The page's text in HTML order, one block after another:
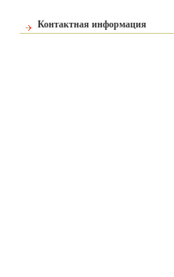
Контактная информация